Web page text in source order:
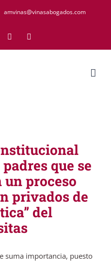
amvinas@vinasabogados.com
LinkedIn
que se
un proceso
privados de
del
suma importancia, puesto